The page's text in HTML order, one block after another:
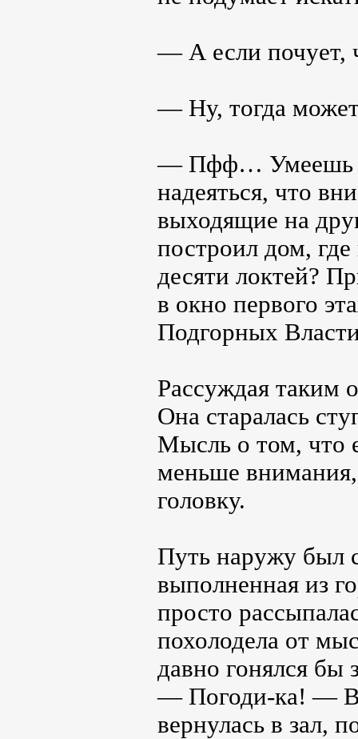
— А если почует,
— Ну, тогда может
— Пфф… Умеешь
надеяться, что
выходящие на
построил дом,
десяти локтей?
в окно первого
Подгорных
Рассуждая таким
Она старалась
Мысль о том, что
меньше внимания,
головку.
Путь наружу был
выполненная из
просто
похолодела от
давно гонялся бы
— Погоди-ка! —
вернулась в зал,